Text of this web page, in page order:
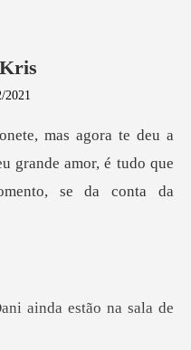
0
2021
grande amor, é tudo que
ainda est